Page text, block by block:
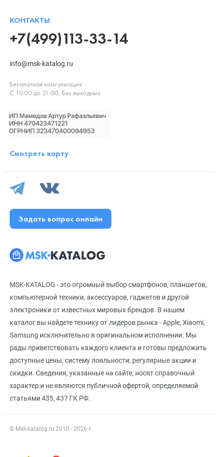
MSK-KATALOG - это огромный выбор смартфонов, планшетов,
компьютерной техники, аксессуаров, гаджетов и другой
электроники от известных мировых брендов. В нашем
каталог вы найдете технику от лидеров рынка - Apple, Xiaomi,
Samsung исключительно в оригинальном исполнении. Мы
рады приветствовать каждого клиента и готовы предложить
доступные цены, систему лояльности, регулярные акции и
скидки. Сведения, указанные на сайте, носят справочный
характер и не являются публичной офертой, определяемой
статьями 435, 437 ГК РФ.
© Msk-katalog.ru 2010 - 2026 г.
КОНТАКТЫ
+7(499)113-33-14
info@msk-katalog.ru
Бесплатная консультация
С 10:00 до 21:00, без выходных
Смотреть карту
Задать вопрос онлайн